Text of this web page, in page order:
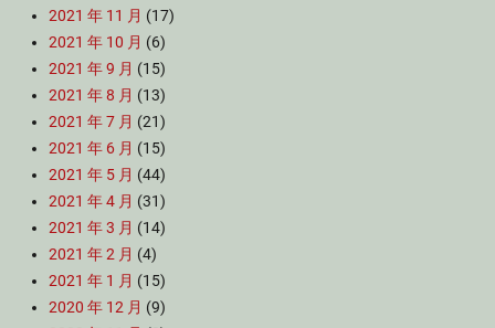
2021 年 11 月 (17)
2021 年 10 月 (6)
2021 年 9 月 (15)
2021 年 8 月 (13)
2021 年 7 月 (21)
2021 年 6 月 (15)
2021 年 5 月 (44)
2021 年 4 月 (31)
2021 年 3 月 (14)
2021 年 2 月 (4)
2021 年 1 月 (15)
2020 年 12 月 (9)